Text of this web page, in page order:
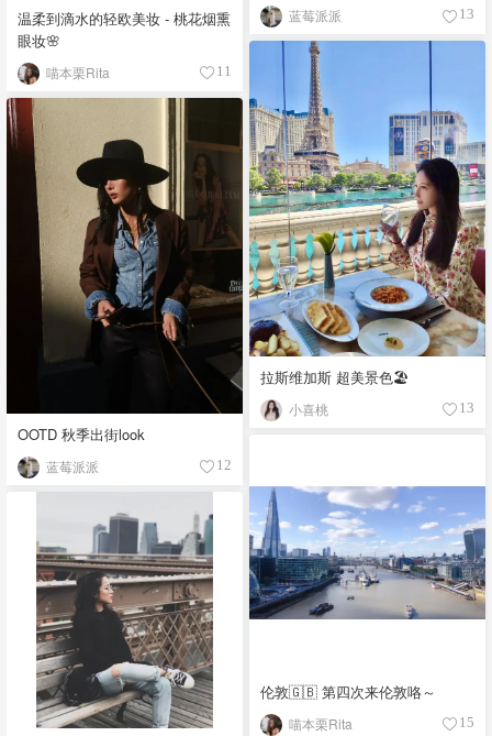
蓝莓派派 13
温柔到滴水的轻欧美妆 - 桃花烟熏
眼妆🌸
喵本栗Rita 11
拉斯维加斯 超美景色🏖
小喜桃 13
OOTD 秋季出街look
蓝莓派派 12
伦敦🇬🇧 第四次来伦敦咯～
喵本栗Rita 15